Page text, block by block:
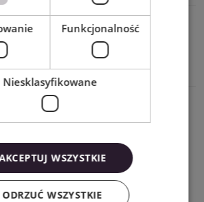
Kruisweg 801-B, 2132NG, Hoofddorp,
The Netherlands tel: 31611841511
support@silhouetteeurope.eu
Pobierz PDF
Funkcjonalność
Niesklasyfikowane
WSZYSTKIE
ODRZUĆ WSZYSTKIE